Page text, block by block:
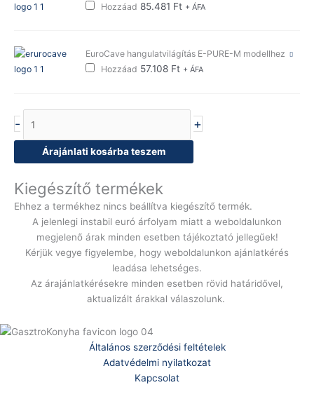
Hozzáad 85.481 Ft + ÁFA
EuroCave hangulatvilágítás E-PURE-M modellhez
Hozzáad 57.108 Ft + ÁFA
- +
Árajánlati kosárba teszem
Kiegészítő termékek
Ehhez a termékhez nincs beállítva kiegészítő termék.
A jelenlegi instabil euró árfolyam miatt a weboldalunkon
megjelenő árak minden esetben tájékoztató jellegűek!
Kérjük vegye figyelembe, hogy weboldalunkon ajánlatkérés
leadása lehetséges.
Az árajánlatkérésekre minden esetben rövid határidővel,
aktualizált árakkal válaszolunk.
Általános szerződési feltételek
Adatvédelmi nyilatkozat
Kapcsolat